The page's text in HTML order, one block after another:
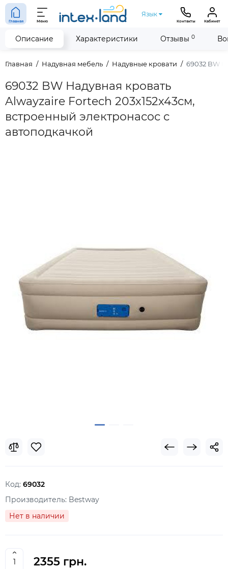
Главная Меню
Язык
Контакты Кабинет
Главная Надувная мебель Надувные кровати 69032 BW
69032 BW Надувная кровать
Alwayzaire Fortech 203х152х43см,
встроенный электронасос с
автоподкачкой
Код: 69032
Производитель: Bestway
Нет в наличии
2355 грн.
Описание Характеристики Отзывы 0